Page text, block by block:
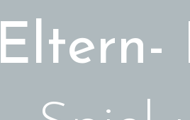
Eltern-